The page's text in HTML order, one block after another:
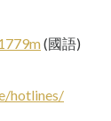
(國語)
hotlines/